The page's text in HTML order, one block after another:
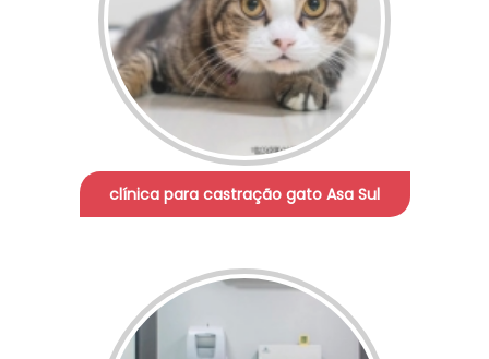
clínica para castração gato Asa Sul